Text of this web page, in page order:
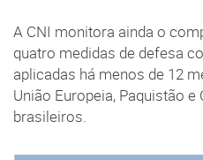
A CNI monitora ainda o
quatro medidas de defesa
aplicadas há menos de 12
União Europeia, Paquistão
brasileiros.